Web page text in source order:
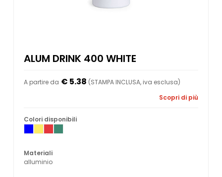
ALUM DRINK 400 WHITE
A partire da € 5.38 (STAMPA INCLUSA, iva esclusa)
Scopri di più
Colori disponibili
Materiali
alluminio